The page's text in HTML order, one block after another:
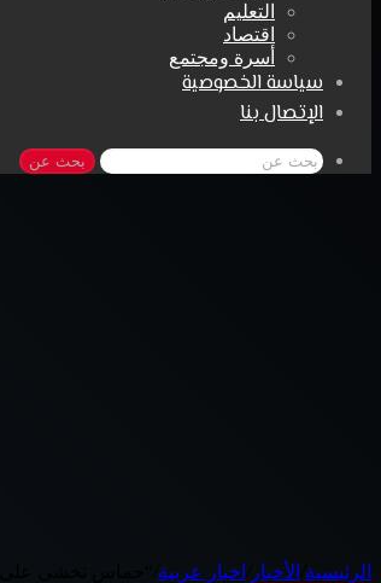
التعليم
اقتصاد
أسرة ومجتمع
سياسة الخصوصية
الإتصال بنا
بحث عن
الرئيسية الأخبار اخبار عربية